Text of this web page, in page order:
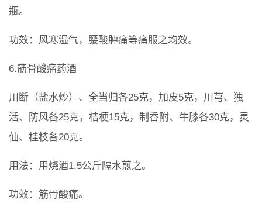
瓶。
功效：风寒湿气，腰酸肿痛等痛服之均效。
6.筋骨酸痛药酒
川断（盐水炒）、全当归各25克，加皮5克，川芎、独
活、防风各25克，桔梗15克，制香附、牛膝各30克，灵
仙、桂枝各20克。
用法：用烧酒1.5公斤隔水煎之。
功效：筋骨酸痛。